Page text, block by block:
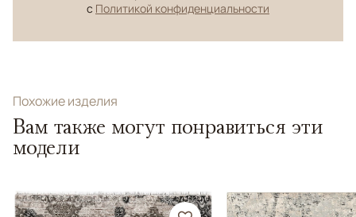
с Политикой конфиденциальности
Похожие изделия
Вам также могут понравиться эти
модели